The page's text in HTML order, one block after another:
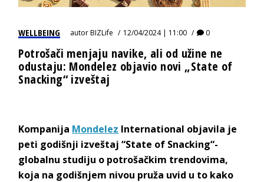
WELLBEING autorBIZLife 12/04/2024 | 11:00 0
Potrošači menjaju navike, ali od užine ne
odustaju: Mondelez objavio novi „State of
Snacking“ izveštaj
Kompanija Mondelez International objavila je
peti godišnji izveštaj “State of Snacking“-
globalnu studiju o potrošačkim trendovima,
koja na godišnjem nivou pruža uvid u to kako